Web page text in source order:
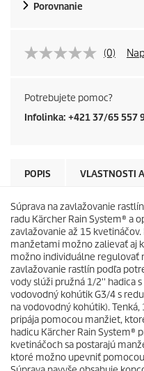
p
r
d
p
r
i
c
e
Porovnanie
(0)
Potrebujete pomoc?
Infolinka: +421 37/65 557
POPIS VLASTNOSTI
Súprava na zavlažovanie
radu Kärcher Rain System® a
zavlažovanie až 15
manžetami možno zalievať aj
možno individuálne regulovať
zavlažovanie rastlín podľa
vody slúži pružná 1/2'' hadica
vodovodný kohútik G3/4 s
na vodovodný kohútik).
pripája pomocou manžiet,
hadicu Kärcher Rain System®
kvetináčoch sa postarajú
ktoré možno upevniť